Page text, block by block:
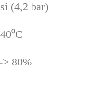
(4,2 bar)
80%